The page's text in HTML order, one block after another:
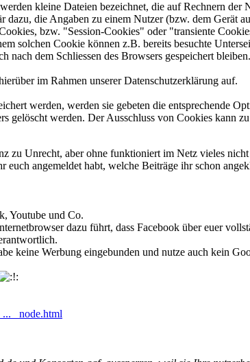
kleine Dateien bezeichnet, die auf Rechnern der
die Angaben zu einem Nutzer (bzw. dem Gerät
bzw. "Session-Cookies" oder "transiente
solchen Cookie können z.B. bereits besuchte
dem Schliessen des Browsers gespeichert
im Rahmen unserer Datenschutzerklärung auf.
werden, werden sie gebeten die entsprechende
gelöscht werden. Der Ausschluss von Cookies kann
zu Unrecht, aber ohne funktioniert im Netz vieles nicht
angemeldet habt, welche Beiträge ihr schon
Youtube und Co.
dazu führt, dass Facebook über euer
keine Werbung eingebunden und nutze auch kein
_node.html